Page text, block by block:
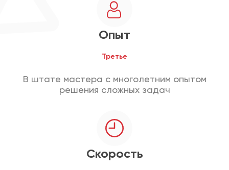
Опыт
Третье
В штате мастера с многолетним опытом
решения сложных задач
Скорость